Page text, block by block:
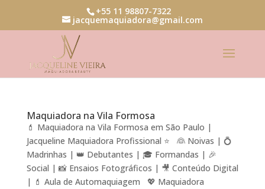
+55 11 98807-7322
jacquemaquiadora@gmail.com
Maquiadora na Vila Formosa
💄 Maquiadora na Vila Formosa em São Paulo |
Jacqueline Maquiadora Profissional ⭐ 👰 Noivas | 💍
Madrinhas | 👑 Debutantes | 🎓 Formandas | 🎉
Social | 📸 Ensaios Fotográficos | 🎥 Conteúdo Digital
| 💄 Aula de Automaquiagem 💖 Maquiadora